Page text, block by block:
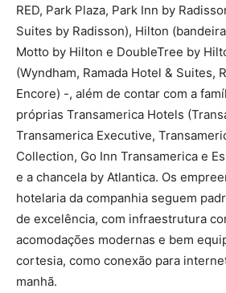
RED, Park Plaza, Park Inn by
Suites by Radisson), Hilton
Motto by Hilton e DoubleTree by
(Wyndham, Ramada Hotel & Suites,
Encore) -, além de contar com a
próprias Transamerica Hotels
Transamerica Executive,
Collection, Go Inn Transamerica e
e a chancela by Atlantica. Os
hotelaria da companhia seguem
de excelência, com infraestrutura
acomodações modernas e bem
cortesia, como conexão para
manhã.